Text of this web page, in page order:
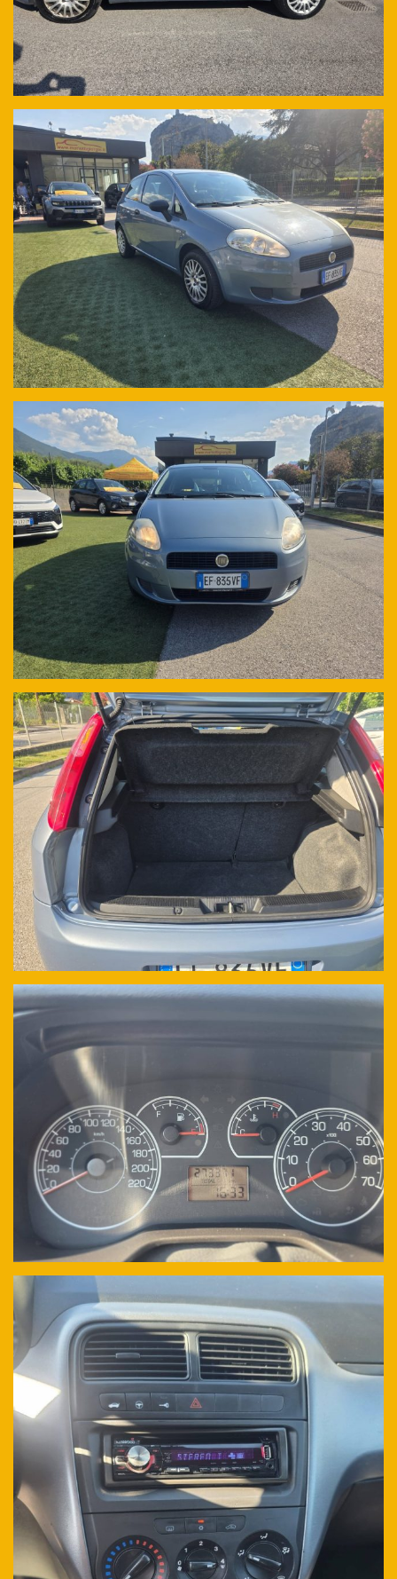
NON HAI TROVATO L'AUTO CHE
CERCHI?
Compila il modulo e ti contatteremo appena l'auto che
cerchi sarà disponibile
Ho letto e accettol'informativa privacy*
Acconsento al trattamento dei miei dati per finalità di
marketing
Invia
Queste informazioni non saranno condivise con terze parti